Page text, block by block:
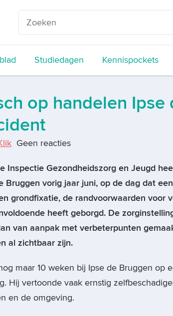
Studiedagen Kennispockets
op handelen Ipse
Geen reacties
Inspectie Gezondheidszorg en Jeugd
Bruggen vorig jaar juni, op de dag dat
grondfixatie, de randvoorwaarden voor
heeft geborgd. De
van aanpak met verbeterpunten
al zichtbaar zijn.
maar 10 weken bij Ipse de Bruggen op
Hij vertoonde vaak ernstig
en de omgeving.